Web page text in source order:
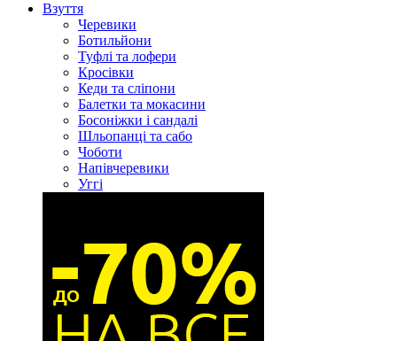
Взуття
Черевики
Ботильйони
Туфлі та лофери
Кросівки
Кеди та сліпони
Балетки та мокасини
Босоніжки і сандалі
Шльопанці та сабо
Чоботи
Напівчеревики
Уггі